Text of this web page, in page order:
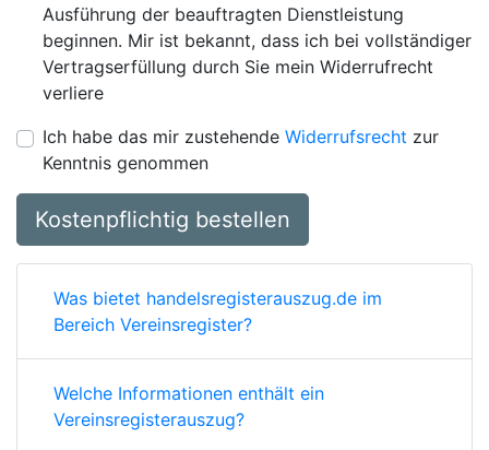
Ausführung der beauftragten Dienstleistung
beginnen. Mir ist bekannt, dass ich bei vollständiger
Vertragserfüllung durch Sie mein Widerrufrecht
verliere
Ich habe das mir zustehende Widerrufsrecht zur
Kenntnis genommen
Kostenpflichtig bestellen
Was bietet handelsregisterauszug.de im
Bereich Vereinsregister?
Welche Informationen enthält ein
Vereinsregisterauszug?